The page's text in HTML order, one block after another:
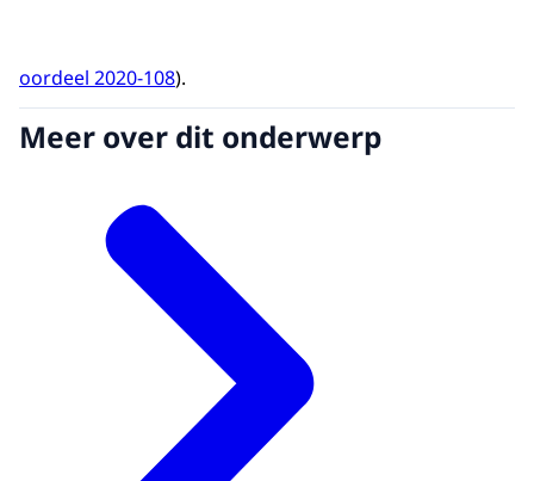
oordeel 2020-108).
Meer over dit onderwerp